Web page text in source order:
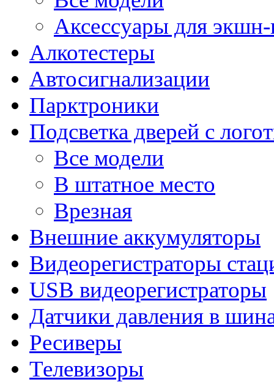
Аксессуары для
Алкотестеры
Автосигнализации
Парктроники
Подсветка дверей с
Все модели
В штатное место
Врезная
Внешние аккумуляторы
Видеорегистраторы
USB видеорегистраторы
Датчики давления в
Ресиверы
Телевизоры